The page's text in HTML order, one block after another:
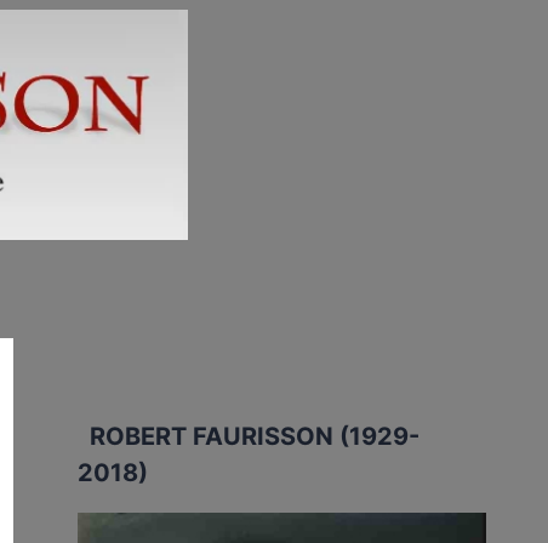
ROBERT FAURISSON (1929-
2018)